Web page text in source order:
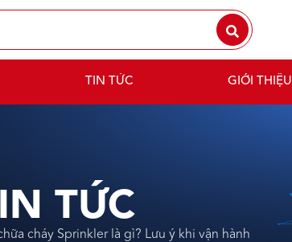
TIN TỨC GIỚI THIỆU
TỨC
cháy Sprinkler là gì? Lưu ý khi vận hành